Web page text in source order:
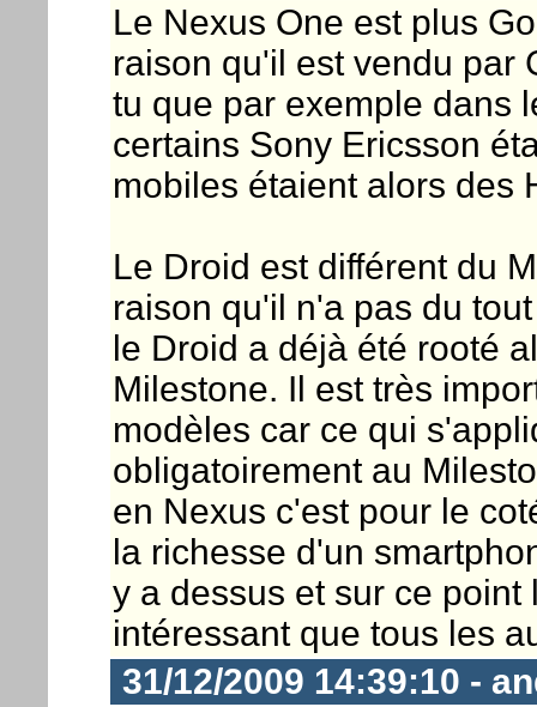
Le Nexus One est plus
raison qu'il est vendu par
tu que par exemple dans
certains Sony Ericsson
mobiles étaient alors des
Le Droid est différent du
raison qu'il n'a pas du
le Droid a déjà été rooté
Milestone. Il est très
modèles car ce qui
obligatoirement au
en Nexus c'est pour le
la richesse d'un
y a dessus et sur ce
intéressant que tous les
31/12/2009 14:39:10 -